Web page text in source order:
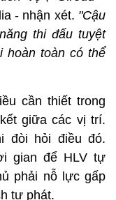
- nhận xét. "Cậu
thi đấu tuyệt
hoàn toàn có thể
cần thiết trong
giữa các vị trí.
đòi hỏi điều đó.
gian để HLV tự
phải nỗ lực gấp
tự phát.